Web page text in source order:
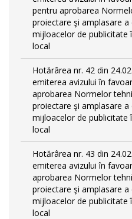
pentru aprobarea
proiectare şi amplasare
mijloacelor de publicitate
local
Hotărârea nr. 42 din
emiterea avizului în
aprobarea Normelor
proiectare şi amplasare
mijloacelor de publicitate
local
Hotărârea nr. 43 din
emiterea avizului în
aprobarea Normelor
proiectare şi amplasare
mijloacelor de publicitate
local